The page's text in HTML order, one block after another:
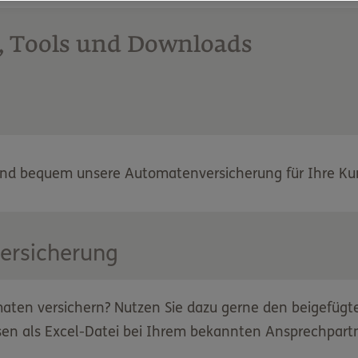
wird aufgebrochen. Die Täter entwenden Bargeld in
Die Automatenversicherung ersetzt den
Aufstellungsort, zur Umstellung, Reparatur und
und Verluste, die z. B. entstehen durch:
Einwurfkanals (Falschgeld, Fremdkörper etc.)
Tools und Downloads
bequem unsere Automatenversicherung für Ihre
versichern? Nutzen Sie dazu gerne den
als Excel-Datei bei Ihrem bekannten